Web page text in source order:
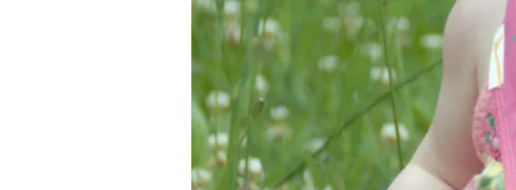
https://www.facebook.com/tr?
store